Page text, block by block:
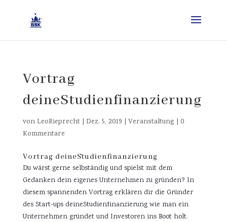
Vortrag
deineStudienfinanzierung
von LeoRieprecht| Dez. 5, 2019 Veranstaltung
0
Kommentare
Vortrag deineStudienfinanzierung
Du wärst gerne selbständig und spielst mit dem
Gedanken dein eigenes Unternehmen zu gründen? In
diesem spannenden Vortrag erklären dir die Gründer
des Start-ups deineStudienfinanzierung wie man ein
Unternehmen gründet und Investoren ins Boot holt.